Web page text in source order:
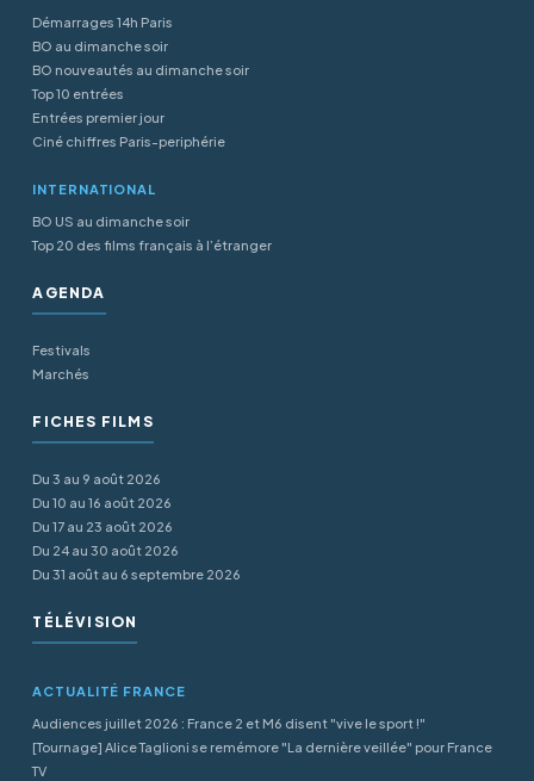
Démarrages 14h Paris
BO au dimanche soir
BO nouveautés au dimanche soir
Top 10 entrées
Entrées premier jour
Ciné chiffres Paris-periphérie
INTERNATIONAL
BO US au dimanche soir
Top 20 des films français à l’étranger
AGENDA
Festivals
Marchés
FICHES FILMS
Du 3 au 9 août 2026
Du 10 au 16 août 2026
Du 17 au 23 août 2026
Du 24 au 30 août 2026
Du 31 août au 6 septembre 2026
TÉLÉVISION
ACTUALITÉ FRANCE
Audiences juillet 2026 : France 2 et M6 disent "vive le sport !"
[Tournage] Alice Taglioni se remémore "La dernière veillée" pour France
TV